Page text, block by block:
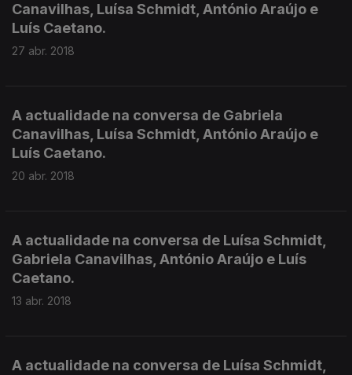
Canavilhas, Luísa Schmidt, António Araújo e
Luís Caetano.
27 abr. 2018
A actualidade na conversa de Gabriela
Canavilhas, Luísa Schmidt, António Araújo e
Luís Caetano.
20 abr. 2018
A actualidade na conversa de Luísa Schmidt,
Gabriela Canavilhas, António Araújo e Luís
Caetano.
13 abr. 2018
A actualidade na conversa de Luísa Schmidt,